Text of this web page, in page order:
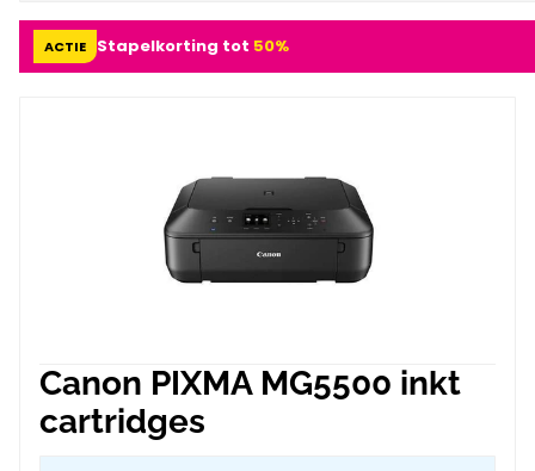
ACTIE Stapelkorting tot 50%
Canon PIXMA MG5500 inkt
cartridges